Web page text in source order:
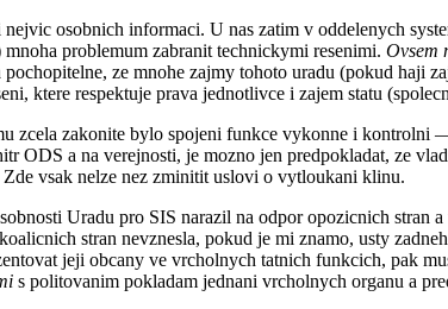
osobnich informaci. U nas zatim v oddelenych
problemum zabranit technickymi resenimi. Ovsem
pochopitelne, ze mnohe zajmy tohoto uradu (pokud haji
ktere respektuje prava jednotlivce i zajem statu
zcela zakonite bylo spojeni funkce vykonne i
ODS a na verejnosti, je mozno jen predpokladat, ze
vsak nelze nez zminitit uslovi o vytloukani klinu.
Uradu pro SIS narazil na odpor opozicnich
stran nevznesla, pokud je mi znamo, usty
jeji obcany ve vrcholnych tatnich funkcich, pak
s politovanim pokladam jednani vrcholnych organu a